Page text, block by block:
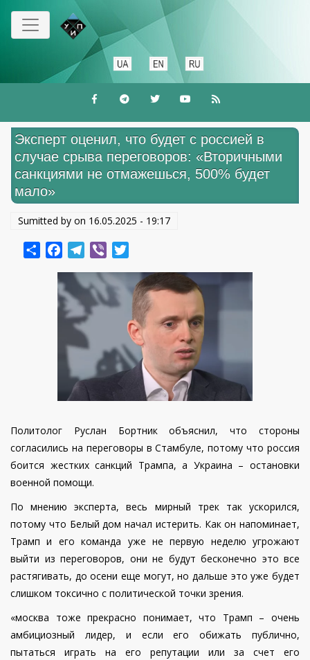
Перейти
основному
Эксперт оценил, что будет с россией в
случае срыва переговоров: «Вторичными
санкциями не отмажешься, 500% будет
мало»
Sumitted by on 16.05.2025 - 19:17
ShareFacebookTelegram
Viber
Политолог Руслан Бортник объяснил, что стороны
согласились на переговоры в Стамбуле, потому что россия
боится жестких санкций Трампа, а Украина – остановки
военной помощи.
По мнению эксперта, весь мирный трек так ускорился,
потому что Белый дом начал истерить. Как он напоминает,
Трамп и его команда уже не первую неделю угрожают
выйти из переговоров, они не будут бесконечно это все
растягивать, до осени еще могут, но дальше это уже будет
слишком токсично с политической точки зрения.
«москва тоже прекрасно понимает, что Трамп – очень
амбициозный лидер, и если его обижать публично,
пытаться играть на его репутации или за счет его